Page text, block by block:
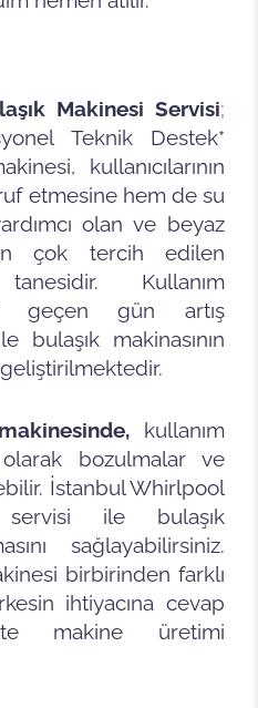
Makinesi Servisi;
Teknik Destek*
kullanıcılarının
etmesine hem de su
olan ve beyaz
çok tercih edilen
Kullanım
geçen gün artış
bulaşık makinasının
kullanım
bozulmalar ve
İstanbul Whirlpool
servisi ile bulaşık
sağlayabilirsiniz.
birbirinden farklı
ihtiyacına cevap
makine üretimi